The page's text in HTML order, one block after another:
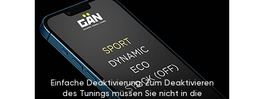
Einfache Deaktivierung: Zum Deaktivieren
des Tunings müssen Sie nicht in die